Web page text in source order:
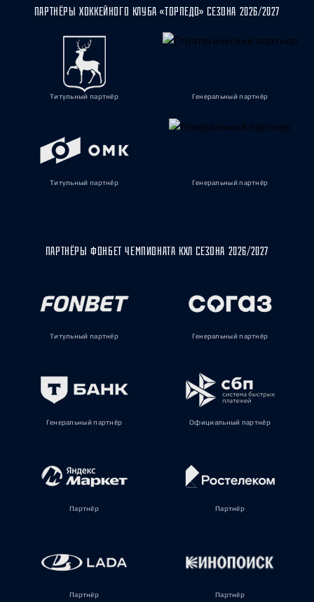
ПАРТНЁРЫ ХОККЕЙНОГО КЛУБА «ТОРПЕДО» СЕЗОНА 2026/2027
Титульный партнёр Генеральный партнёр
Титульный партнёр Генеральный партнёр
ПАРТНЁРЫ ФОНБЕТ ЧЕМПИОНАТА КХЛ СЕЗОНА 2026/2027
Титульный партнёр Генеральный партнёр
Генеральный партнёр Официальный партнёр
Партнёр Партнёр
Партнёр Партнёр